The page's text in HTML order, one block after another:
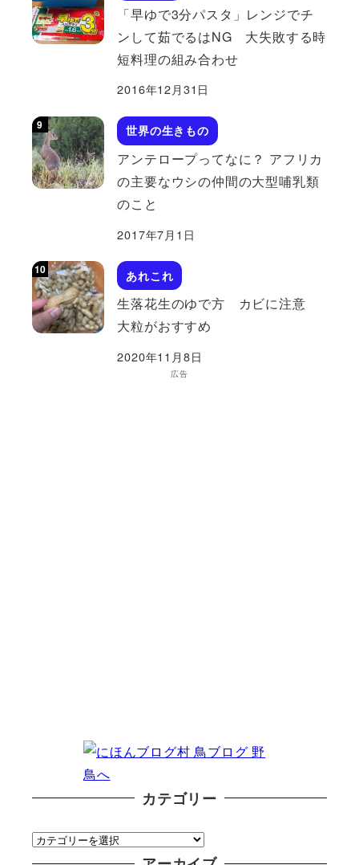
「早ゆで3分パスタ」レンジでチ
ンして茹でるはNG 大失敗する時
短料理の組み合わせ
2016年12月31日
世界の生きもの
アンテロープってなに？ アフリカ
の主要なウシの仲間の大型哺乳類
のこと
2017年7月1日
あれこれ
生落花生のゆで方 カビに注意
大粒がおすすめ
2020年11月8日
広告
カテゴリー
カ
テ